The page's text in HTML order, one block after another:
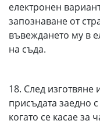
електронен
запознаване от
въвеждането му в
на съда.
18. След
присъдата заедно
когато се касае за